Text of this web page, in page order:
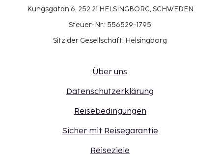
Kungsgatan 6, 252 21 HELSINGBORG, SCHWEDEN
Steuer-Nr.: 556529-1795
Sitz der Gesellschaft: Helsingborg
Über uns
Datenschutzerklärung
Reisebedingungen
Sicher mit Reisegarantie
Reiseziele